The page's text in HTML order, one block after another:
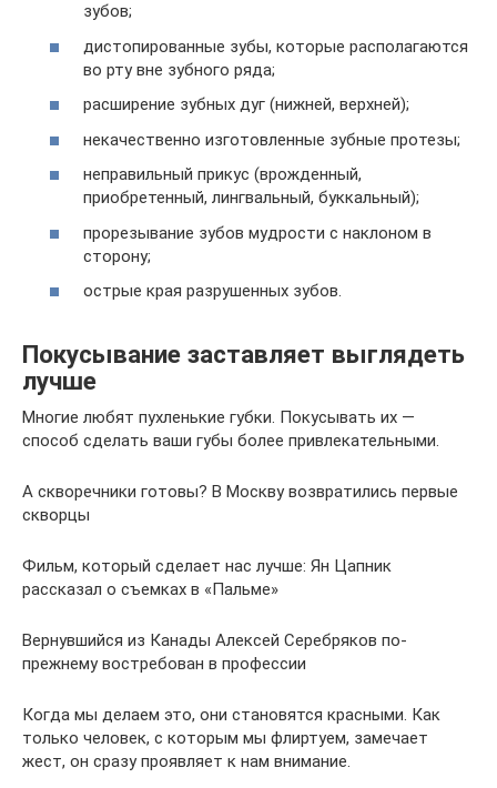
зубов;
дистопированные зубы, которые располагаются
во рту вне зубного ряда;
расширение зубных дуг (нижней, верхней);
некачественно изготовленные зубные протезы;
неправильный прикус (врожденный,
приобретенный, лингвальный, буккальный);
прорезывание зубов мудрости с наклоном в
сторону;
острые края разрушенных зубов.
Покусывание заставляет выглядеть
лучше
Многие любят пухленькие губки. Покусывать их —
способ сделать ваши губы более привлекательными.
А скворечники готовы? В Москву возвратились первые
скворцы
Фильм, который сделает нас лучше: Ян Цапник
рассказал о съемках в «Пальме»
Вернувшийся из Канады Алексей Серебряков по-
прежнему востребован в профессии
Когда мы делаем это, они становятся красными. Как
только человек, с которым мы флиртуем, замечает
жест, он сразу проявляет к нам внимание.